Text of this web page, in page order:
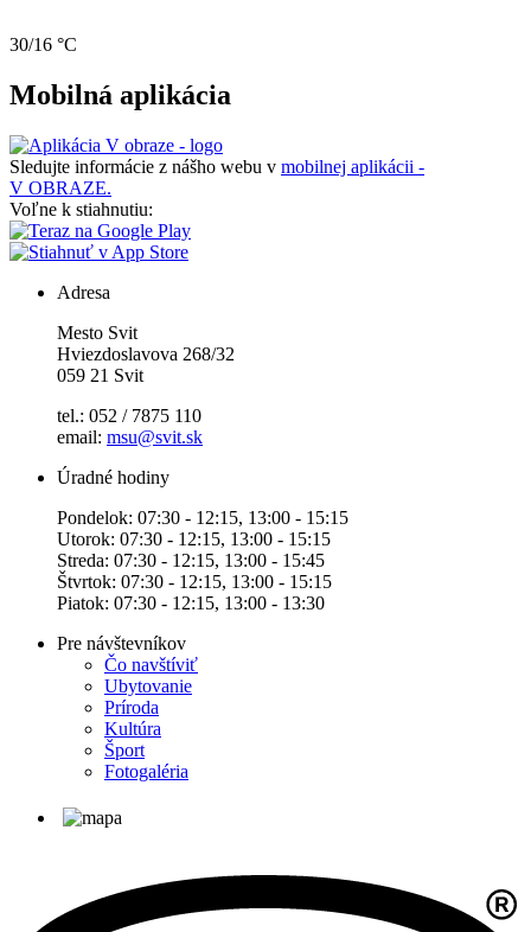
30/16 °C
Mobilná aplikácia
Sledujte informácie z nášho webu v mobilnej aplikácii -
V OBRAZE.
Voľne k stiahnutiu:
Adresa
Mesto Svit
Hviezdoslavova 268/32
059 21 Svit
tel.: 052 / 7875 110
email: msu@svit.sk
Úradné hodiny
Pondelok: 07:30 - 12:15, 13:00 - 15:15
Utorok: 07:30 - 12:15, 13:00 - 15:15
Streda: 07:30 - 12:15, 13:00 - 15:45
Štvrtok: 07:30 - 12:15, 13:00 - 15:15
Piatok: 07:30 - 12:15, 13:00 - 13:30
Pre návštevníkov
Čo navštíviť
Ubytovanie
Príroda
Kultúra
Šport
Fotogaléria